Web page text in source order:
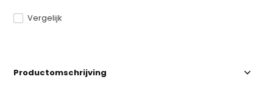
Vergelijk
Productomschrijving